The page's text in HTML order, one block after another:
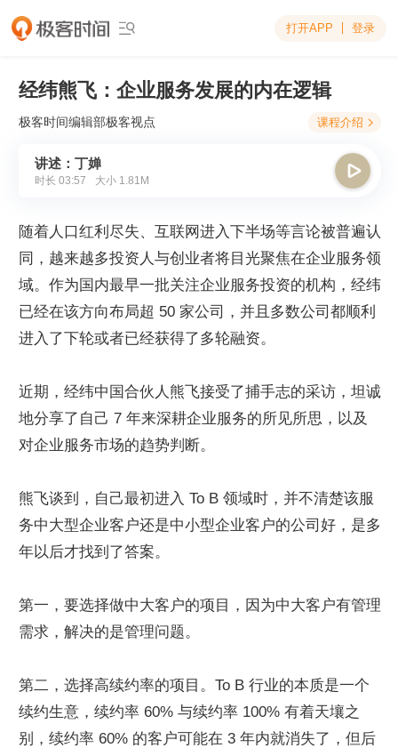
 打开APP 登录
经纬熊飞：企业服务发展的内在逻辑
极客时间编辑部极客视点 课程介绍 
讲述：丁婵
时长 03:57 大小 1.81M

随着人口红利尽失、互联网进入下半场等言论被普遍认
同，越来越多投资人与创业者将目光聚焦在企业服务领
域。作为国内最早一批关注企业服务投资的机构，经纬
已经在该方向布局超 50 家公司，并且多数公司都顺利
进入了下轮或者已经获得了多轮融资。
近期，经纬中国合伙人熊飞接受了捕手志的采访，坦诚
地分享了自己 7 年来深耕企业服务的所见所思，以及
对企业服务市场的趋势判断。
熊飞谈到，自己最初进入 To B 领域时，并不清楚该服
务中大型企业客户还是中小型企业客户的公司好，是多
年以后才找到了答案。
第一，要选择做中大客户的项目，因为中大客户有管理
需求，解决的是管理问题。
第二，选择高续约率的项目。To B 行业的本质是一个
续约生意，续约率 60% 与续约率 100% 有着天壤之
别，续约率 60% 的客户可能在 3 年内就消失了，但后